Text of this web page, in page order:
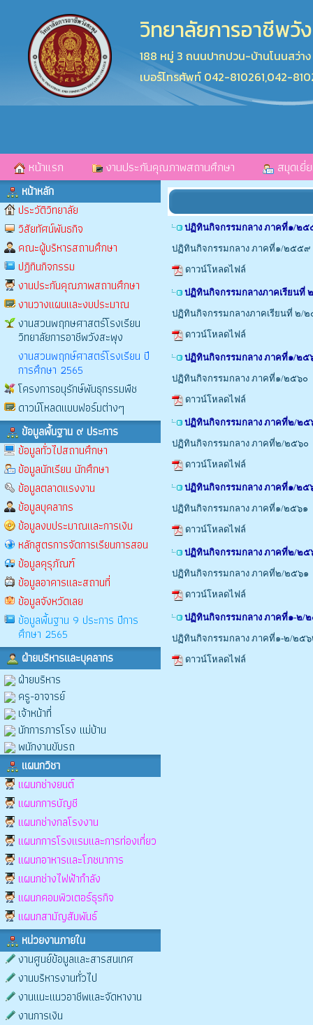
วิทยาลัยการอาชีพวั
188 หมู่ 3 ถนนปากปวน-บ้านโนนสว่า
เบอร์โทรศัพท์ 042-810261,042-
หน้าแรก งานประกันคุณภาพสถานศึกษา สมุดเยี่
หน้าหลัก
ประวัติวิทยาลัย
วิสัยทัศน์พันธกิจ
คณะผู้บริหารสถานศึกษา
ปฏิทินกิจกรรม
งานประกันคุณภาพสถานศึกษา
งานวางแผนและงบประมาณ
งานสวนพฤกษศาสตร์โรงเรียน
วิทยาลัยการอาชีพวังสะพุง
งานสวนพฤกษ์ศาสตร์โรงเรียน ปี
การศึกษา 2565
โครงการอนุรักษ์พันธุกรรมพืช
ดาวน์โหลดแบบฟอร์มต่างๆ
ข้อมูลพื้นฐาน ๙ ประการ
ข้อมูลทั่วไปสถานศึกษา
ข้อมูลนักเรียน นักศึกษา
ข้อมูลตลาดแรงงาน
ข้อมูลบุคลากร
ข้อมูลงบประมาณและการเงิน
หลักสูตรการจัดการเรียนการสอน
ข้อมูลคุรุภัณฑ์
ข้อมูลอาคารและสถานที่
ข้อมูลจังหวัดเลย
ข้อมูลพื้นฐาน 9 ประการ ปีการ
ศึกษา 2565
ฝ่ายบริหารและบุคลากร
ฝ่ายบริหาร
ครู-อาจารย์
เจ้าหน้าที่
นักการภารโรง แม่บ้าน
พนักงานขับรถ
แผนกวิชา
แผนกช่างยนต์
แผนกการบัญชี
แผนกช่างกลโรงงาน
แผนกการโรงแรมและการท่องเที่ยว
แผนกอาหารและโภชนาการ
แผนกช่างไฟฟ้ากำลัง
แผนกคอมพิวเตอร์ธุรกิจ
แผนกสามัญสัมพันธ์
หน่วยงานภายใน
งานศูนย์ข้อมูลและสารสนเทศ
งานบริหารงานทั่วไป
งานแนะแนวอาชีพและจัดหางาน
งานการเงิน
ปฏิทินกิจกรรมกลาง ภาคที่๑/๒
ปฏิทินกิจกรรมกลาง ภาคที่๑/๒๕๕๙
ดาวน์โหลดไฟล์
ปฏิทินกิจกรรมกลางภาคเรียนที่
ปฏิทินกิจกรรมกลางภาคเรียนที่ ๒/
ดาวน์โหลดไฟล์
ปฏิทินกิจกรรมกลาง ภาคที่๑/๒๕
ปฏิทินกิจกรรมกลาง ภาคที่๑/๒๕๖๐
ดาวน์โหลดไฟล์
ปฏิทินกิจกรรมกลาง ภาคที่๒/๒๕
ปฏิทินกิจกรรมกลาง ภาคที่๒/๒๕๖๐
ดาวน์โหลดไฟล์
ปฏิทินกิจกรรมกลาง ภาคที่๑/๒๕
ปฏิทินกิจกรรมกลาง ภาคที่๑/๒๕๖๑
ดาวน์โหลดไฟล์
ปฏิทินกิจกรรมกลาง ภาคที่๒/๒๕
ปฏิทินกิจกรรมกลาง ภาคที่๒/๒๕๖๑
ดาวน์โหลดไฟล์
ปฏิทินกิจกรรมกลาง ภาคที่๑-๒/
ปฏิทินกิจกรรมกลาง ภาคที่๑-๒/๒๕
ดาวน์โหลดไฟล์